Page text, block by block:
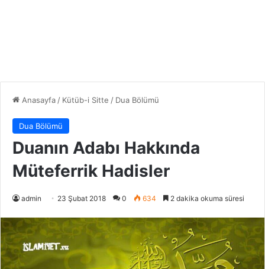
Anasayfa/ Kütüb-i Sitte / Dua Bölümü
Dua Bölümü
Duanın Adabı Hakkında
Müteferrik Hadisler
admin 23 Şubat 2018 0 634 2 dakika okuma süresi